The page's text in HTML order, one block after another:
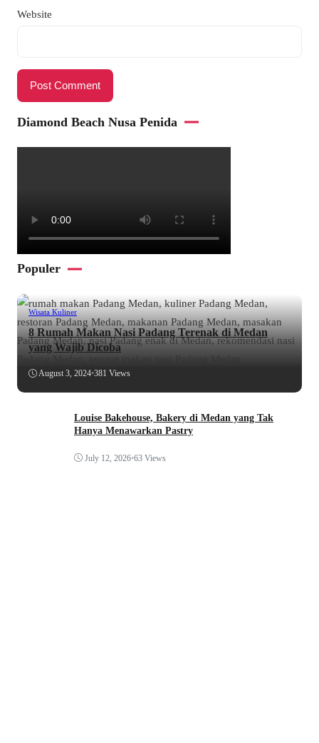
Website
Diamond Beach Nusa Penida
Populer
Wisata Kuliner
8 Rumah Makan Nasi Padang Terenak di Medan
yang Wajib Dicoba
August 3, 2024•381 Views
Louise Bakehouse, Bakery di Medan yang Tak
Hanya Menawarkan Pastry
July 12, 2026•63 Views